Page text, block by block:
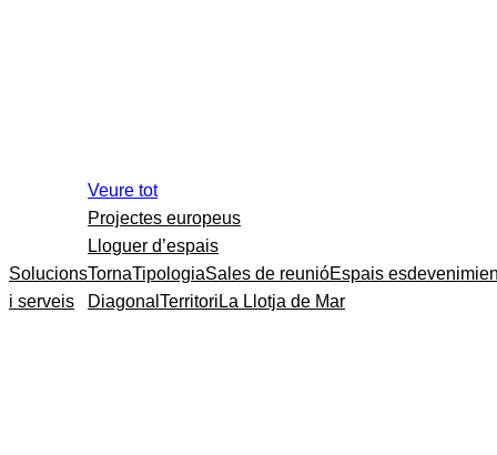
Solucions
i serveis
Veure tot
Projectes europeus
Lloguer d’espais
TornaTipologiaSales de reunióEspais
Diagonal Territori La Llotja de Mar